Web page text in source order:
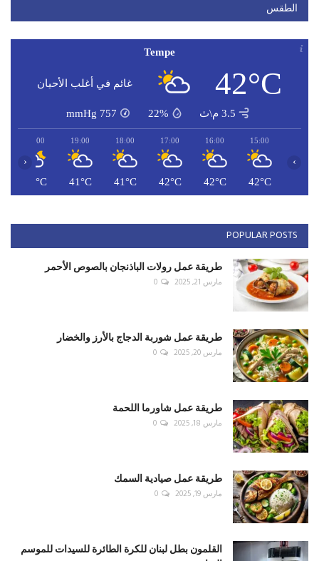
الطقس
Tempe
42°C غائم في أغلب الأحيان
3.5 م\ث 22%
757
mmHg
15:00
42°C
16:00
42°C
17:00
42°C
18:00
41°C
19:00
41°C
20:00
41°C
‹ ›
POPULAR POSTS
طريقة عمل رولات الباذنجان بالصوص الأحمر
مارس 21, 2025 0
طريقة عمل شوربة الدجاج بالأرز والخضار
مارس 20, 2025 0
طريقة عمل شاورما اللحمة
مارس 18, 2025 0
طريقة عمل صيادية السمك
مارس 19, 2025 0
القلمون بطل لبنان للكرة الطائرة للسيدات للموسم